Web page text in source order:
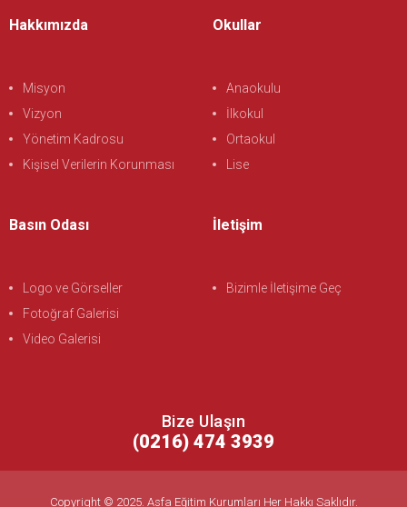
Hakkımızda
Misyon
Vizyon
Yönetim Kadrosu
Kişisel Verilerin Korunması
Okullar
Anaokulu
İlkokul
Ortaokul
Lise
Basın Odası
Logo ve Görseller
Fotoğraf Galerisi
Video Galerisi
İletişim
Bizimle İletişime Geç
Bize Ulaşın
(0216) 474 3939
Copyright © 2025. Asfa Eğitim Kurumları Her Hakkı Saklıdır.